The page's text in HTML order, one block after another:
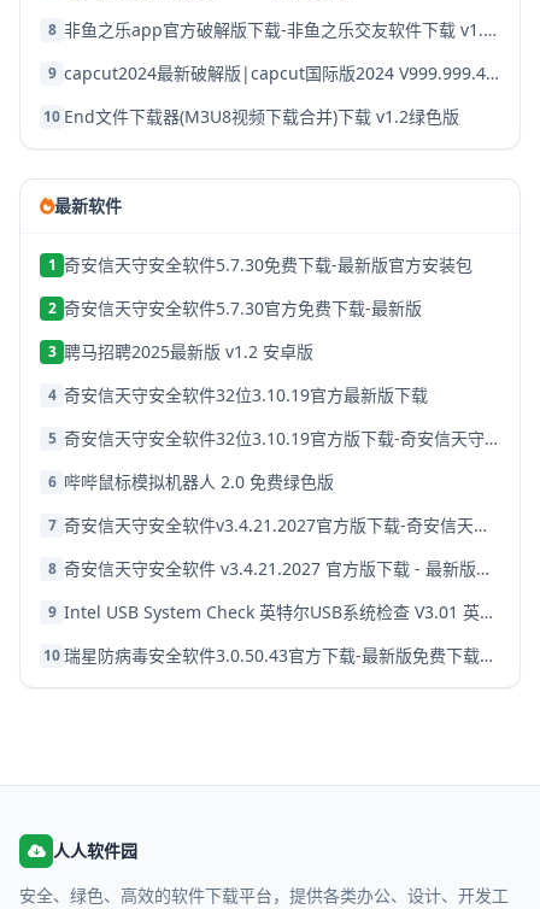
8 非鱼之乐app官方破解版下载-非鱼之乐交友软件下载 v1.3.9安卓版
9 capcut2024最新破解版|capcut国际版2024 V999.999.45 安卓版下载
10 End文件下载器(M3U8视频下载合并)下载 v1.2绿色版
最新软件
1 奇安信天守安全软件5.7.30免费下载-最新版官方安装包
2 奇安信天守安全软件5.7.30官方免费下载-最新版
3 聘马招聘2025最新版 v1.2 安卓版
4 奇安信天守安全软件32位3.10.19官方最新版下载
5 奇安信天守安全软件32位3.10.19官方版下载-奇安信天守最新版免费下载
6 哔哔鼠标模拟机器人 2.0 免费绿色版
7 奇安信天守安全软件v3.4.21.2027官方版下载-奇安信天守2027最新版安全软件
8 奇安信天守安全软件 v3.4.21.2027 官方版下载 - 最新版本免费下载
9 Intel USB System Check 英特尔USB系统检查 V3.01 英文绿化版
10 瑞星防病毒安全软件3.0.50.43官方下载-最新版免费下载安装
人人软件园
安全、绿色、高效的软件下载平台，提供各类办公、设计、开发工